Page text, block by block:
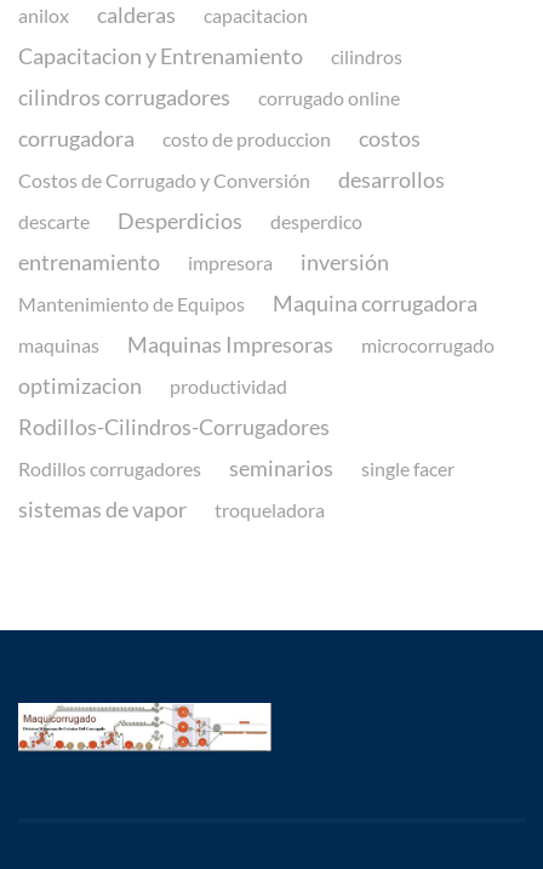
anilox calderas capacitacion
Capacitacion y Entrenamiento cilindros
cilindros corrugadores corrugado online
corrugadora costo de produccion costos
Costos de Corrugado y Conversión desarrollos
descarte Desperdicios desperdico
entrenamiento impresora inversión
Mantenimiento de Equipos Maquina corrugadora
maquinas Maquinas Impresoras microcorrugado
optimizacion productividad
Rodillos-Cilindros-Corrugadores
Rodillos corrugadores seminarios single facer
sistemas de vapor troqueladora